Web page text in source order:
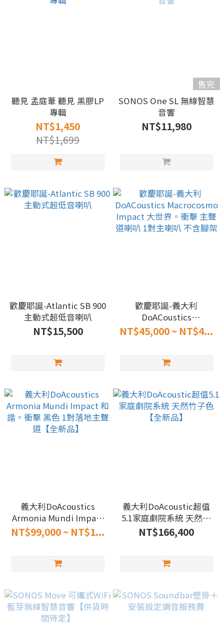
聽見 孟庭葦 聽見 黑膠LP
專輯
NT$1,450
NT$1,699
售完
SONOS One SL 無線智慧
音響
NT$11,980
歡慶耶誕-Atlantic SB 900
主動式超低音喇叭
NT$15,500
歡慶耶誕-義大利
DoACoustics
Macrocosmo Impact 大
世界。衝擊 主聲道喇叭 1
NT$45,000 ~ NT$4...
義大利DoAcoustics
Armonia Mundi Impact
和諧。衝擊 黑色 1對落地
主聲道【全新品】
NT$99,000 ~ NT$1...
義大利DoAcoustic超值
5.1家庭劇院系統 天然竹
子色 【全新品】
NT$166,400